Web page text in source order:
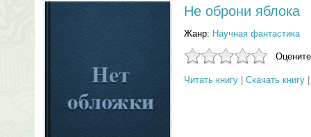
Не оброни яблока
Жанр: Научная фантастика
Читать книгу Скачать книгу